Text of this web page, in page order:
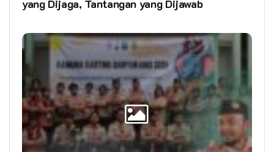
yang Dijaga, Tantangan yang Dijawab